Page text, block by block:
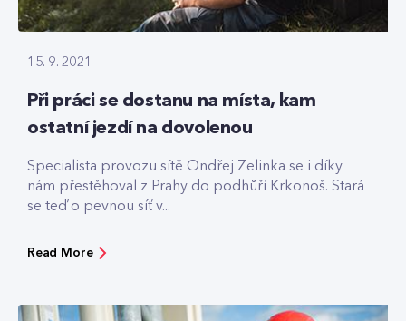
15. 9. 2021
Při práci se dostanu na místa, kam
ostatní jezdí na dovolenou
Specialista provozu sítě Ondřej Zelinka se i díky
nám přestěhoval z Prahy do podhůří Krkonoš. Stará
se teď o pevnou síť v...
Read More